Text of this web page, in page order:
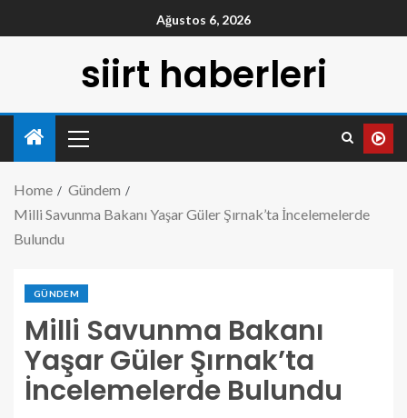
Ağustos 6, 2026
siirt haberleri
Home
Gündem
Milli Savunma Bakanı Yaşar Güler Şırnak’ta İncelemelerde
Bulundu
GÜNDEM
Milli Savunma Bakanı
Yaşar Güler Şırnak’ta
İncelemelerde Bulundu